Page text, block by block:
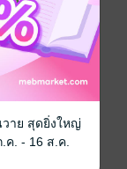
งานกองทุน
ด้เกิด
นปีใหม่” ขึ้น
าวไทย ได้
งท้ายปีเก่า
ำนักปฏิบัติ
วาย สุดยิ่งใหญ่
ค. - 16 ส.ค.